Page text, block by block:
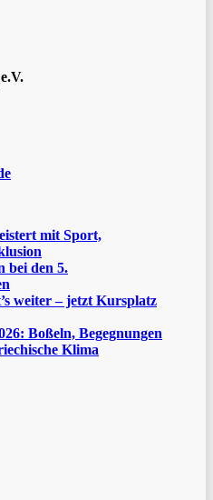
mit Sport,
bei den 5.
weiter – jetzt Kursplatz
Boßeln, Begegnungen
Klima